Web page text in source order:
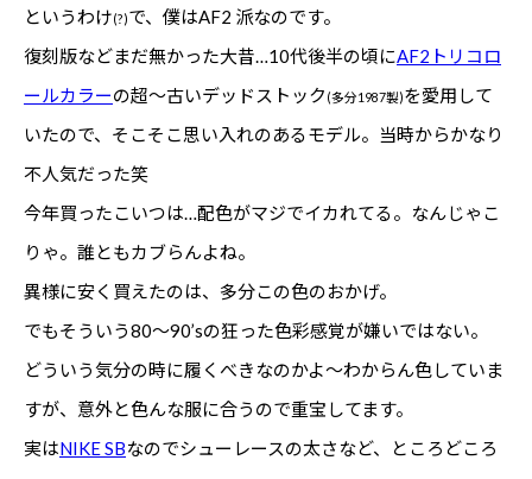
というわけ(?)で、僕はAF2 派なのです。
復刻版などまだ無かった大昔…10代後半の頃にAF2トリコロ
ールカラーの超〜古いデッドストック (多分1987製)を愛用して
いたので、そこそこ思い入れのあるモデル。当時からかなり
不人気だった笑
今年買ったこいつは…配色がマジでイカれてる。なんじゃこ
りゃ。誰ともカブらんよね。
異様に安く買えたのは、多分この色のおかげ。
でもそういう80〜90’sの狂った色彩感覚が嫌いではない。
どういう気分の時に履くべきなのかよ〜わからん色していま
すが、意外と色んな服に合うので重宝してます。
実はNIKE SBなのでシューレースの太さなど、ところどころ